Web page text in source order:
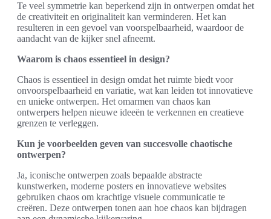
Te veel symmetrie kan beperkend zijn in ontwerpen omdat het
de creativiteit en originaliteit kan verminderen. Het kan
resulteren in een gevoel van voorspelbaarheid, waardoor de
aandacht van de kijker snel afneemt.
Waarom is chaos essentieel in design?
Chaos is essentieel in design omdat het ruimte biedt voor
onvoorspelbaarheid en variatie, wat kan leiden tot innovatieve
en unieke ontwerpen. Het omarmen van chaos kan
ontwerpers helpen nieuwe ideeën te verkennen en creatieve
grenzen te verleggen.
Kun je voorbeelden geven van succesvolle chaotische
ontwerpen?
Ja, iconische ontwerpen zoals bepaalde abstracte
kunstwerken, moderne posters en innovatieve websites
gebruiken chaos om krachtige visuele communicatie te
creëren. Deze ontwerpen tonen aan hoe chaos kan bijdragen